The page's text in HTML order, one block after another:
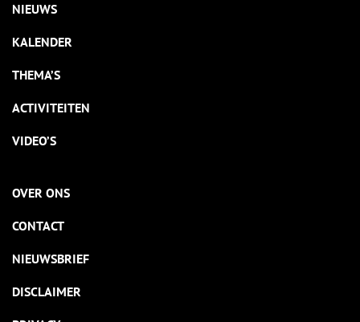
NIEUWS
KALENDER
THEMA’S
ACTIVITEITEN
VIDEO’S
OVER ONS
CONTACT
NIEUWSBRIEF
DISCLAIMER